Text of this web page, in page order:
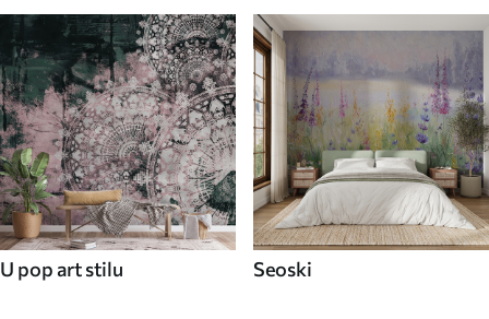
U pop art stilu Seoski